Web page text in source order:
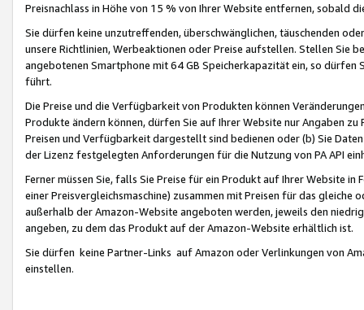
Preisnachlass in Höhe von 15 % von Ihrer Website entfernen, sobald
Sie dürfen keine unzutreffenden, überschwänglichen, täuschenden
unsere Richtlinien, Werbeaktionen oder Preise aufstellen. Stellen Sie
angebotenen Smartphone mit 64 GB Speicherkapazität ein, so dürfen
führt.
Die Preise und die Verfügbarkeit von Produkten können
Produkte ändern können, dürfen Sie auf Ihrer Website nur Angaben
Preisen und Verfügbarkeit dargestellt sind bedienen oder (b) Sie
der Lizenz festgelegten Anforderungen für die Nutzung von PA API
Ferner müssen Sie, falls Sie Preise für ein Produkt auf Ihrer Website
einer Preisvergleichsmaschine) zusammen mit Preisen für das
außerhalb der Amazon-Website angeboten werden, jeweils den
angeben, zu dem das Produkt auf der Amazon-Website erhältlich ist.
Sie dürfen keine Partner-Links auf Amazon oder Verlinkungen von
einstellen.